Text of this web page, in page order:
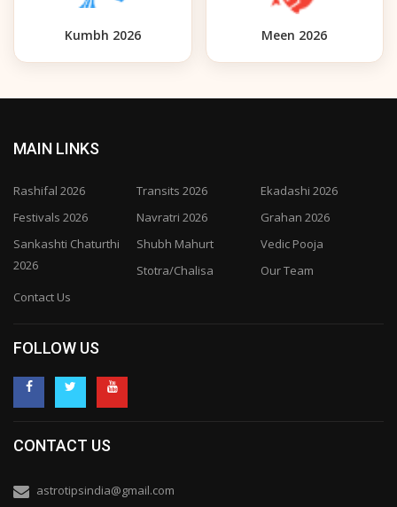
Kumbh 2026 Meen 2026
MAIN LINKS
Rashifal 2026 Transits 2026
Ekadashi 2026
Festivals 2026
Navratri 2026
Grahan 2026
Sankashti Chaturthi
2026
Shubh Mahurt
Vedic Pooja
Stotra/Chalisa
Our Team
Contact Us
FOLLOW US
CONTACT US
astrotipsindia@gmail.com